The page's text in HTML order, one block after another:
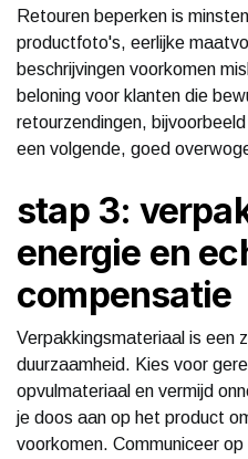
Retouren beperken is
productfoto's, eerlijke
beschrijvingen voorkomen
beloning voor klanten die
retourzendingen,
een volgende, goed
stap 3:
energie en
compensatie
Verpakkingsmateriaal is een
duurzaamheid. Kies voor
opvulmateriaal en vermijd
je doos aan op het product
voorkomen. Communiceer